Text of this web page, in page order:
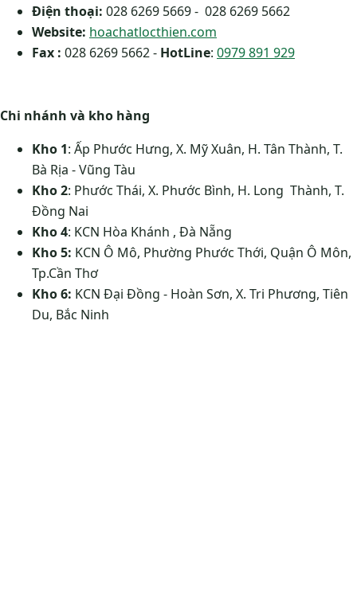
Điện thoại: 028 6269 5669 - 028 6269 5662
Website: hoachatlocthien.com
Fax : 028 6269 5662 - HotLine: 0979 891 929
Chi nhánh và kho hàng
Kho 1: Ấp Phước Hưng, X. Mỹ Xuân, H. Tân Thành, T.
Bà Rịa - Vũng Tàu
Kho 2: Phước Thái, X. Phước Bình, H. Long Thành, T.
Đồng Nai
Kho 4: KCN Hòa Khánh , Đà Nẵng
Kho 5: KCN Ô Mô, Phường Phước Thới, Quận Ô Môn,
Tp.Cần Thơ
Kho 6: KCN Đại Đồng - Hoàn Sơn, X. Tri Phương, Tiên
Du, Bắc Ninh